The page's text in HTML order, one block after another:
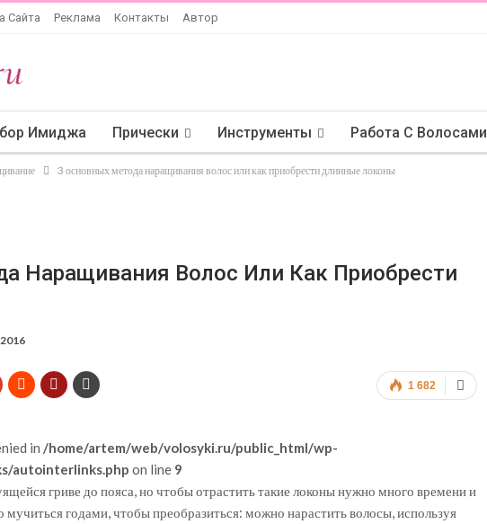
Сайта Реклама Контакты Автор
Имиджа Прически Инструменты Работа С Волосами
3 основных метода наращивания волос или как приобрести длинные локоны
Наращивания Волос Или Как Приобрести
1 682
in /home/artem/web/volosyki.ru/public_html/wp-
autointerlinks.php on line 9
гриве до пояса, но чтобы отрастить такие локоны нужно много времени и
мучиться годами, чтобы преобразиться: можно нарастить волосы, используя